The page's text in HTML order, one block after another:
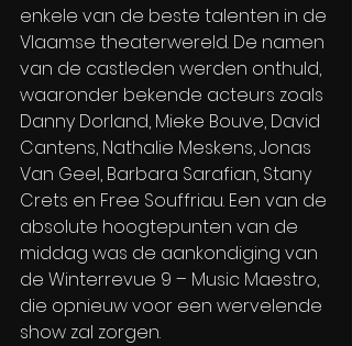
enkele van de beste talenten in de
Vlaamse theaterwereld. De namen
van de castleden werden onthuld,
waaronder bekende acteurs zoals
Danny Dorland, Mieke Bouve, David
Cantens, Nathalie Meskens, Jonas
Van Geel, Barbara Sarafian, Stany
Crets en Free Souffriau. Een van de
absolute hoogtepunten van de
middag was de aankondiging van
de Winterrevue 9 – Music Maestro,
die opnieuw voor een wervelende
show zal zorgen.